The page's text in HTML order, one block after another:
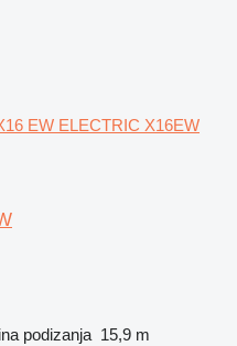
EW ELECTRIC X16EW
podizanja 15,9 m